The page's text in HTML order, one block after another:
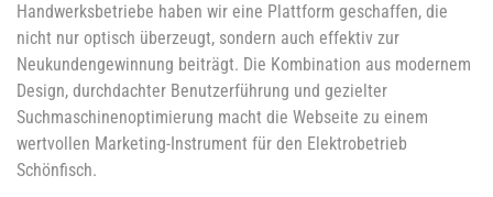
Handwerksbetriebe haben wir eine Plattform geschaffen, die
nicht nur optisch überzeugt, sondern auch effektiv zur
Neukundengewinnung beiträgt. Die Kombination aus modernem
Design, durchdachter Benutzerführung und gezielter
Suchmaschinenoptimierung macht die Webseite zu einem
wertvollen Marketing-Instrument für den Elektrobetrieb
Schönfisch.